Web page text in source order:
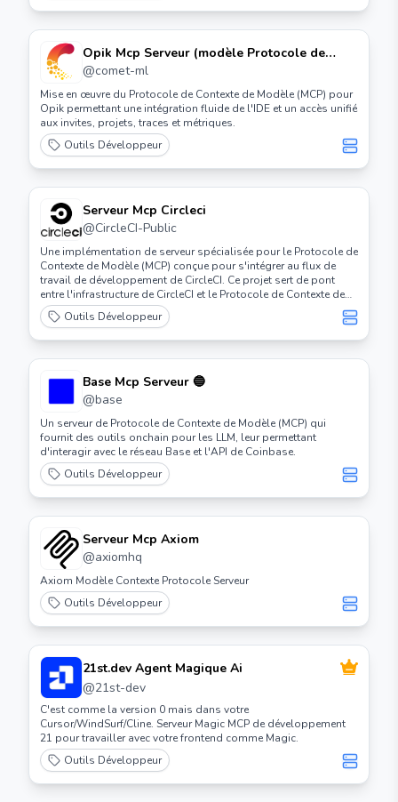
Opik Mcp Serveur (modèle Protocole de
Contexte)
@comet-ml
Mise en œuvre du Protocole de Contexte de Modèle (MCP) pour
Opik permettant une intégration fluide de l'IDE et un accès unifié
aux invites, projets, traces et métriques.
Outils Développeur
Serveur Mcp Circleci
@CircleCI-Public
Une implémentation de serveur spécialisée pour le Protocole de
Contexte de Modèle (MCP) conçue pour s'intégrer au flux de
travail de développement de CircleCI. Ce projet sert de pont
entre l'infrastructure de CircleCI et le Protocole de Contexte de
Modèle, permettant d'améliorer les expériences de
développement alimentées par l'IA.
Outils Développeur
Base Mcp Serveur 🔵
@base
Un serveur de Protocole de Contexte de Modèle (MCP) qui
fournit des outils onchain pour les LLM, leur permettant
d'interagir avec le réseau Base et l'API de Coinbase.
Outils Développeur
Serveur Mcp Axiom
@axiomhq
Axiom Modèle Contexte Protocole Serveur
Outils Développeur
21st.dev Agent Magique Ai
@21st-dev
C'est comme la version 0 mais dans votre
Cursor/WindSurf/Cline. Serveur Magic MCP de développement
21 pour travailler avec votre frontend comme Magic.
Outils Développeur